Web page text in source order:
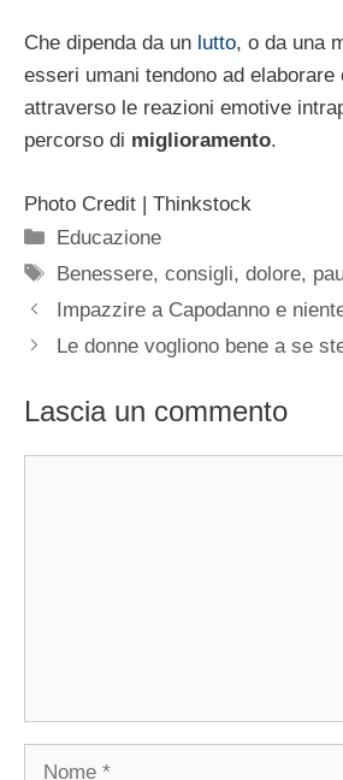
Che dipenda da un lutto, o da una
esseri umani tendono ad
attraverso le reazioni emotive
percorso di miglioramento.
Photo Credit | Thinkstock
Categorie
Educazione
Tag
Benessere,consigli,dolore,
Impazzire a Capodanno e
Le donne vogliono bene a se
Lascia un commento
Nome